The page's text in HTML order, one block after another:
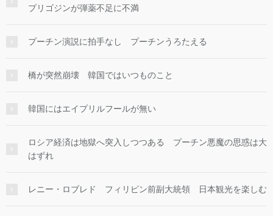
プリゴジンが弾薬不足に不満
プーチン演説に拍手なし プーチンうろたえる
橋が突然崩壊 韓国ではいつものこと
韓国にはエイプリルフールが無い
ロシア経済は地獄へ突入しつつある プーチン悪魔の思惑は大
はずれ
レニー・ロブレド フィリピン前副大統領 日本観光を楽しむ